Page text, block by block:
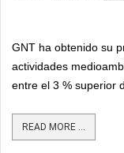
GNT ha obtenido su
actividades
entre el 3 % superior
READ MORE ...